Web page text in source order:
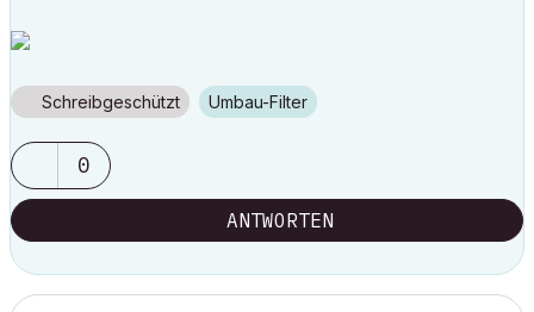
Schreibgeschützt Umbau-Filter
0
ANTWORTEN